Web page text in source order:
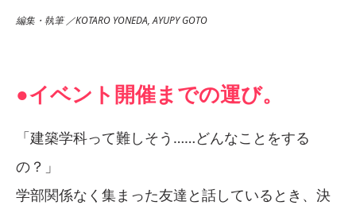
編集・執筆 ／KOTARO YONEDA, AYUPY GOTO
●イベント開催までの運び。
「建築学科って難しそう……どんなことをする
の？」
学部関係なく集まった友達と話しているとき、決